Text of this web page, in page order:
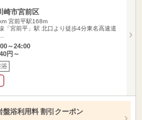
崎市宮前区
宮前平駅168m
「宮前平」駅 北口より徒歩4分東名高速道
～24:00
円～
浴
盤浴利用料 割引クーポン